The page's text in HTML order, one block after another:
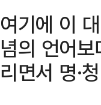
여기에 이
념의 언어
리면서 명·